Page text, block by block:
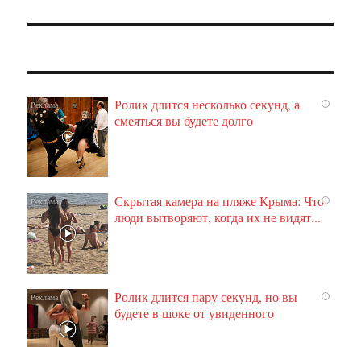
i
Ролик длится несколько секунд, а
смеяться вы будете долго
i
Скрытая камера на пляже Крыма: Что
люди вытворяют, когда их не видят...
i
Ролик длится пару секунд, но вы
будете в шоке от увиденного